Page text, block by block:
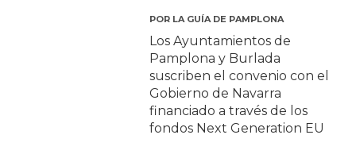
POR LA GUÍA DE PAMPLONA
Los Ayuntamientos de
Pamplona y Burlada
suscriben el convenio con el
Gobierno de Navarra
financiado a través de los
fondos Next Generation EU